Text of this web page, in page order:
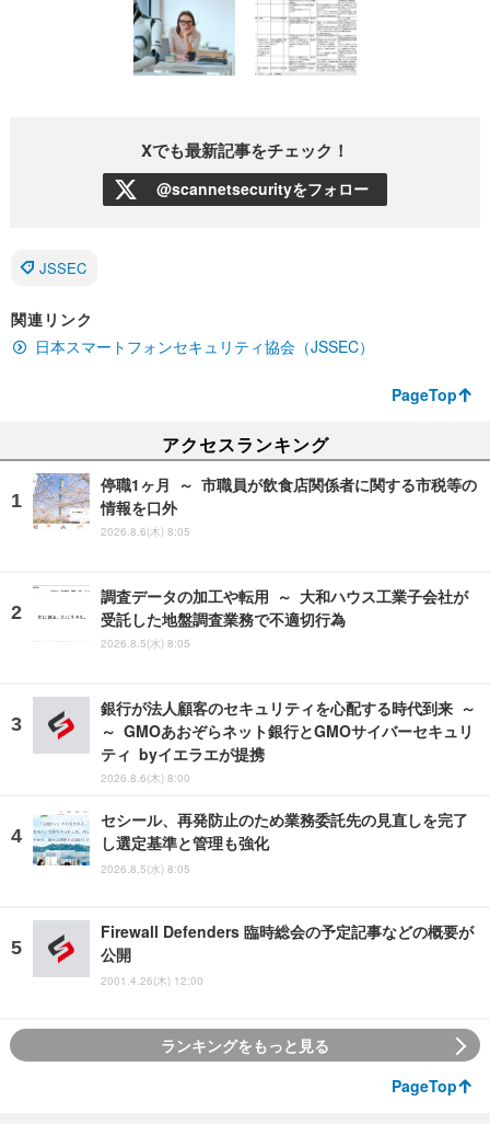
Xでも最新記事をチェック！
@scannetsecurityをフォロー
JSSEC
関連リンク
日本スマートフォンセキュリティ協会（JSSEC）
PageTop
アクセスランキング
停職1ヶ月 ～ 市職員が飲食店関係者に関する市税等の
情報を口外
2026.8.6(木) 8:05
調査データの加工や転用 ～ 大和ハウス工業子会社が
受託した地盤調査業務で不適切行為
2026.8.5(水) 8:05
銀行が法人顧客のセキュリティを心配する時代到来 ～
～ GMOあおぞらネット銀行とGMOサイバーセキュリ
ティ byイエラエが提携
2026.8.6(木) 8:00
セシール、再発防止のため業務委託先の見直しを完了
し選定基準と管理も強化
2026.8.5(水) 8:05
Firewall Defenders 臨時総会の予定記事などの概要が
公開
2001.4.26(木) 12:00
ランキングをもっと見る
PageTop